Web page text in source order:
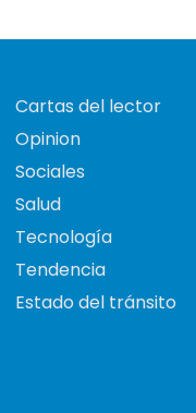
Cartas del lector
Opinion
Sociales
Salud
Tecnología
Tendencia
Estado del tránsito